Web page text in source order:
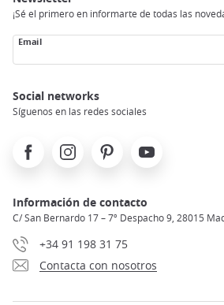
¡Sé el primero en informarte de todas las
Email
Social networks
Síguenos en las redes sociales
FacebookInstagramPinterest Youtube
Información de contacto
C/ San Bernardo 17 – 7º Despacho 9, 28015
+34 91 198 31 75
Contacta con nosotros